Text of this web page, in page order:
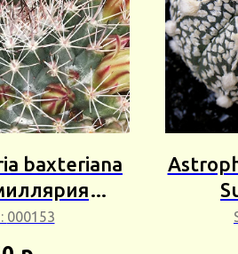
baxteriana
5шт Сбор
000153